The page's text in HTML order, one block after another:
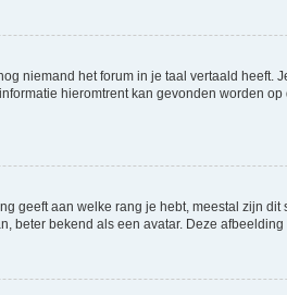
niemand het forum in je taal vertaald heeft.
hieromtrent kan gevonden worden
geeft aan welke rang je hebt, meestal zijn
beter bekend als een avatar. Deze